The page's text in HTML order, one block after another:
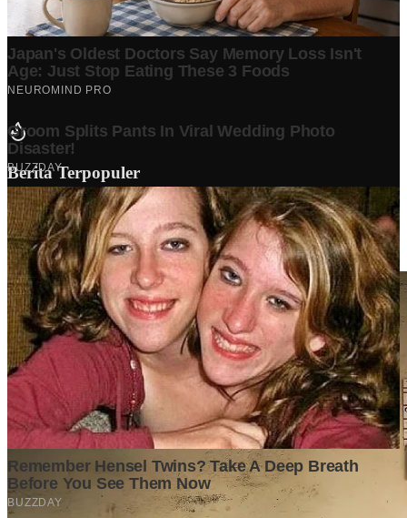
Berita Terpopuler
Surat Somasi Penyerobotan Tanah Terbaru 2024, Lengkap
Dengan Penjelasannya!
Tech ·2 years ago